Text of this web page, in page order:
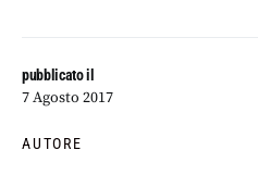
pubblicato il
7 Agosto 2017
AUTORE